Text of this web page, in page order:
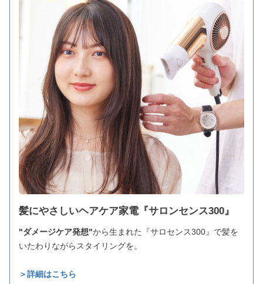
髪にやさしいヘアケア家電『サロンセンス300』
"ダメージケア発想"から生まれた『サロセンス300』で髪を
いたわりながらスタイリングを。
＞詳細はこちら